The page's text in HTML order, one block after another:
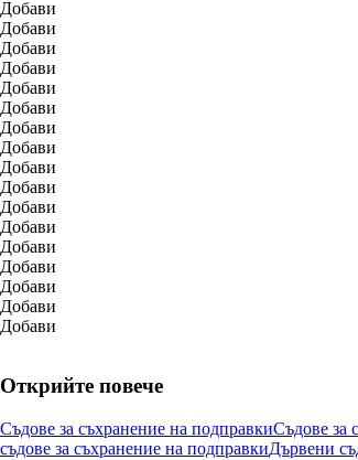
Добави
Добави
Добави
Добави
Добави
Добави
Добави
Добави
Добави
Добави
Добави
Добави
Добави
Добави
Добави
Добави
Добави
Открийте повече
Съдове за съхранение на подправкиСъдове за
съдове за съхранение на подправкиДървени